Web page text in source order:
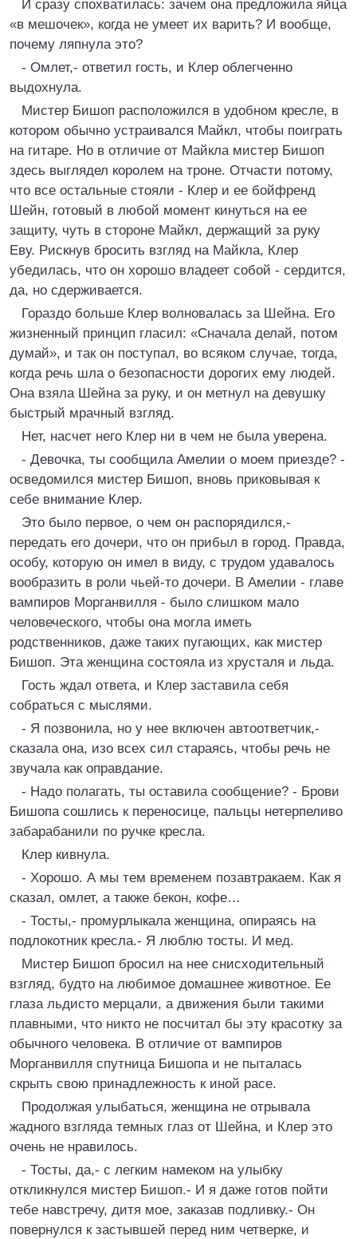
И сразу спохватилась: зачем она предложила яйца
«в мешочек», когда не умеет их варить? И вообще,
почему ляпнула это?
- Омлет,- ответил гость, и Клер облегченно
выдохнула.
Мистер Бишоп расположился в удобном кресле, в
котором обычно устраивался Майкл, чтобы поиграть
на гитаре. Но в отличие от Майкла мистер Бишоп
здесь выглядел королем на троне. Отчасти потому,
что все остальные стояли - Клер и ее бойфренд
Шейн, готовый в любой момент кинуться на ее
защиту, чуть в стороне Майкл, держащий за руку
Еву. Рискнув бросить взгляд на Майкла, Клер
убедилась, что он хорошо владеет собой - сердится,
да, но сдерживается.
Гораздо больше Клер волновалась за Шейна. Его
жизненный принцип гласил: «Сначала делай, потом
думай», и так он поступал, во всяком случае, тогда,
когда речь шла о безопасности дорогих ему людей.
Она взяла Шейна за руку, и он метнул на девушку
быстрый мрачный взгляд.
Нет, насчет него Клер ни в чем не была уверена.
- Девочка, ты сообщила Амелии о моем приезде? -
осведомился мистер Бишоп, вновь приковывая к
себе внимание Клер.
Это было первое, о чем он распорядился,-
передать его дочери, что он прибыл в город. Правда,
особу, которую он имел в виду, с трудом удавалось
вообразить в роли чьей-то дочери. В Амелии - главе
вампиров Морганвилля - было слишком мало
человеческого, чтобы она могла иметь
родственников, даже таких пугающих, как мистер
Бишоп. Эта женщина состояла из хрусталя и льда.
Гость ждал ответа, и Клер заставила себя
собраться с мыслями.
- Я позвонила, но у нее включен автоответчик,-
сказала она, изо всех сил стараясь, чтобы речь не
звучала как оправдание.
- Надо полагать, ты оставила сообщение? - Брови
Бишопа сошлись к переносице, пальцы нетерпеливо
забарабанили по ручке кресла.
Клер кивнула.
- Хорошо. А мы тем временем позавтракаем. Как я
сказал, омлет, а также бекон, кофе…
- Тосты,- промурлыкала женщина, опираясь на
подлокотник кресла.- Я люблю тосты. И мед.
Мистер Бишоп бросил на нее снисходительный
взгляд, будто на любимое домашнее животное. Ее
глаза льдисто мерцали, а движения были такими
плавными, что никто не посчитал бы эту красотку за
обычного человека. В отличие от вампиров
Морганвилля спутница Бишопа и не пыталась
скрыть свою принадлежность к иной расе.
Продолжая улыбаться, женщина не отрывала
жадного взгляда темных глаз от Шейна, и Клер это
очень не нравилось.
- Тосты, да,- с легким намеком на улыбку
откликнулся мистер Бишоп.- И я даже готов пойти
тебе навстречу, дитя мое, заказав подливку.- Он
повернулся к застывшей перед ним четверке, и